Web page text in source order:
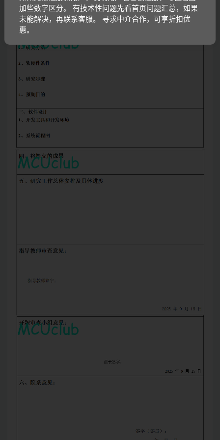
加些数字区分。 有技术性问题先看首页问题汇总，如果
未能解决，再联系客服。 寻求中介合作，可享折扣优
惠。